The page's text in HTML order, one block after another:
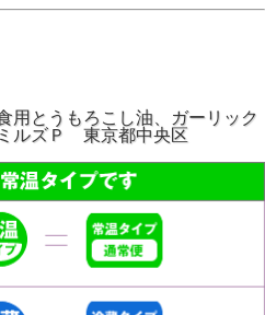
用とうもろこし油、ガーリック
ルズＰ 東京都中央区